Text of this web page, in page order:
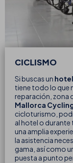
CICLISMO
Si buscas un
tiene todo lo que
reparación, zona
Mallorca
cicloturismo,
al hotel o durante
una amplia
la asistencia
gama, así como
puesta a punto